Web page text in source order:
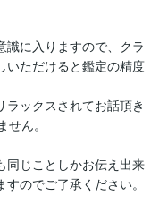
識に入りますので、クラ
いただけると鑑定の精度
ックスされてお話頂き
ん。
同じことしかお伝え出来
のでご了承ください。